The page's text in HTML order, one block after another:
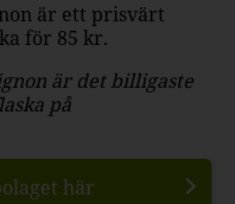
är ett prisvärt
för 85 kr.
är det billigaste
på
här